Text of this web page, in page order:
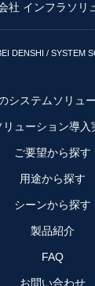
社 インフラソリ
DENSHI / SYSTEM
システムソリュ
リューション導入
ご要望から探す
用途から探す
シーンから探す
製品紹介
FAQ
お問い合わせ